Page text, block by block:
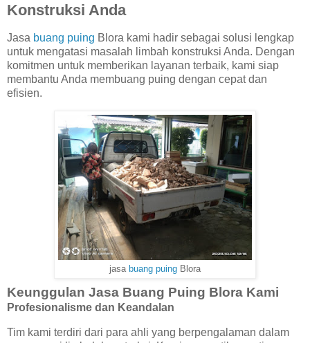
Konstruksi Anda
Jasa buang puing Blora kami hadir sebagai solusi lengkap
untuk mengatasi masalah limbah konstruksi Anda. Dengan
komitmen untuk memberikan layanan terbaik, kami siap
membantu Anda membuang puing dengan cepat dan
efisien.
jasa buang puing Blora
Keunggulan Jasa Buang Puing Blora Kami
Profesionalisme dan Keandalan
Tim kami terdiri dari para ahli yang berpengalaman dalam